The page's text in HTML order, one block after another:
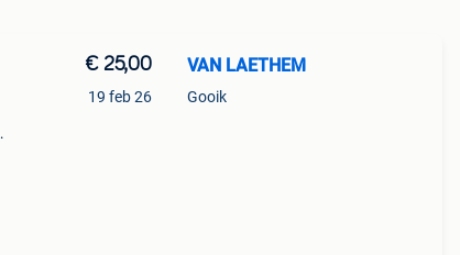
€ 25,00
19 feb 26
VAN LAETHEM
Gooik